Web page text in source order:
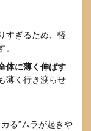
すぎるため、軽
体に薄く伸ばす
薄く行き渡らせ
る”ムラが起きや